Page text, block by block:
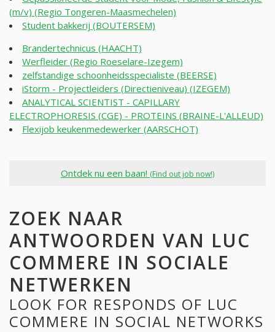
(m/v) (Regio Tongeren-Maasmechelen)
Student bakkerij (BOUTERSEM)
Brandertechnicus (HAACHT)
Werfleider (Regio Roeselare-Izegem)
zelfstandige schoonheidsspecialiste (BEERSE)
iStorm - Projectleiders (Directieniveau) (IZEGEM)
ANALYTICAL SCIENTIST - CAPILLARY
ELECTROPHORESIS (CGE) - PROTEINS (BRAINE-L'ALLEUD)
Flexijob keukenmedewerker (AARSCHOT)
Ontdek nu een baan! (Find out job now!)
ZOEK NAAR
ANTWOORDEN VAN LUC
COMMERE IN SOCIALE
NETWERKEN
LOOK FOR RESPONDS OF LUC
COMMERE IN SOCIAL NETWORKS